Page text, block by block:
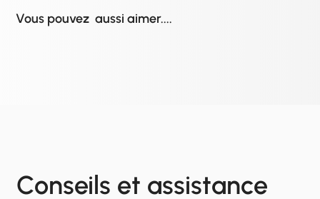
Vous pouvez aussi aimer....
Conseils et assistance